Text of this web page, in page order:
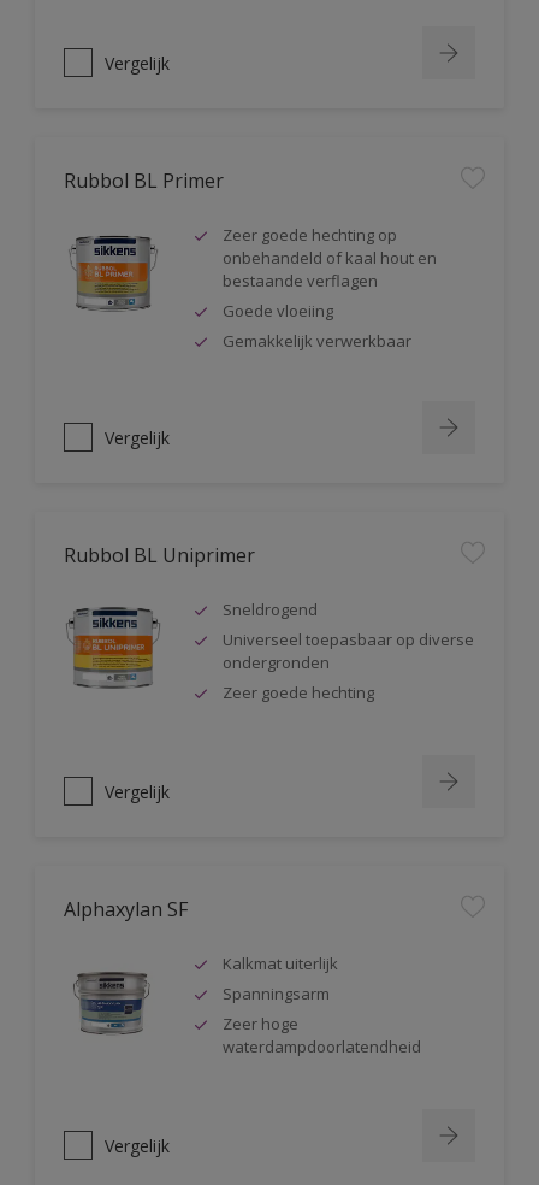
Vergelijk
Rubbol BL Primer
Zeer goede hechting op
onbehandeld of kaal hout en
bestaande verflagen
Goede vloeiing
Gemakkelijk verwerkbaar
Vergelijk
Rubbol BL Uniprimer
Sneldrogend
Universeel toepasbaar op diverse
ondergronden
Zeer goede hechting
Vergelijk
Alphaxylan SF
Kalkmat uiterlijk
Spanningsarm
Zeer hoge
waterdampdoorlatendheid
Vergelijk